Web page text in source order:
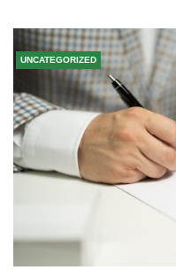
UNCATEGORIZED